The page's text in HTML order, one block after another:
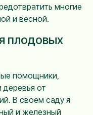
многие
и весной.
плодовых
помощники,
от
В своем саду я
и железный